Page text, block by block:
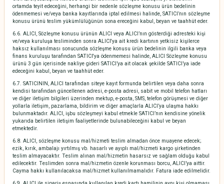
ortamda teyit edeceğini, herhangi bir nedenle sözleşme konusu ürün bedelinin
ödenmemesi ve/veya banka kayıtlarında iptal edilmesi halinde, SATICI’nın sözleşme
konusu ürünü teslim yükümlülüğünün sona ereceğini kabul, beyan ve taahhüt eder.
6.6. ALICI, Sözleşme konusu ürünün ALICI veya ALICI’nın gösterdiği adresteki kişi
ve/veya kuruluşa tesliminden sonra ALICI'ya ait kredi kartının yetkisiz kişilerce
haksız kullanılması sonucunda sözleşme konusu ürün bedelinin ilgili banka veya
finans kuruluşu tarafından SATICI'ya ödenmemesi halinde, ALICI Sözleşme konusu
ürünü 3 gün içerisinde nakliye gideri SATICI’ya ait olacak şekilde SATICI’ya iade
edeceğini kabul, beyan ve taahhüt eder.
6.7. SATICININ, ALICI tarafından siteye kayıt formunda belirtilen veya daha sonra
kendisi tarafından güncellenen adresi, e-posta adresi, sabit ve mobil telefon hatları
ve diğer iletişim bilgileri üzerinden mektup, e-posta, SMS, telefon görüşmesi ve diğer
yollarla iletişim, pazarlama, bildirim ve diğer amaçlarla ALICI’ya ulaşma hakkı
bulunmaktadır. ALICI, işbu sözleşmeyi kabul etmekle SATICI’nın kendisine yönelik
yukarıda belirtilen iletişim faaliyetlerinde bulunabileceğini kabul ve beyan
etmektedir.
6.8. ALICI, sözleşme konusu mal/hizmeti teslim almadan önce muayene edecek;
ezik, kırık, ambalajı yırtılmış vb. hasarlı ve ayıplı mal/hizmeti kargo şirketinden
teslim almayacaktır. Teslim alınan mal/hizmetin hasarsız ve sağlam olduğu kabul
edilecektir. Teslimden sonra mal/hizmetin özenle korunması borcu, ALICI’ya aittir.
Cayma hakkı kullanılacaksa mal/hizmet kullanılmamalıdır. Fatura iade edilmelidir.